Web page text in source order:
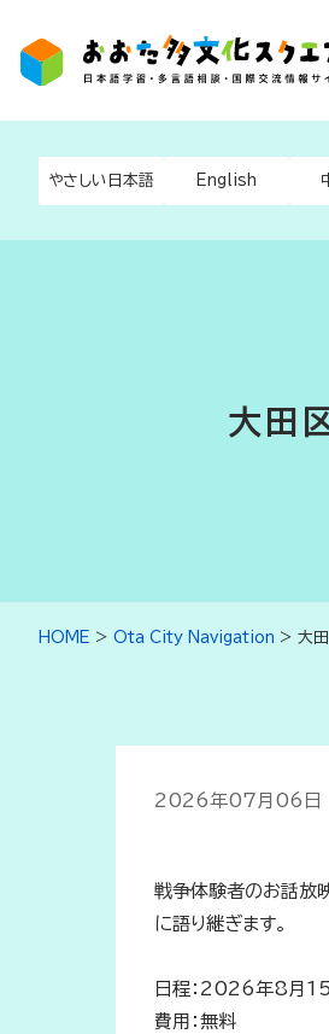
やさしい日本語 English
大田
HOME > Ota City Navigation > 大
2026年07月06日
戦争体験者のお話放
に語り継ぎます。
日程：2026年8月15
費用：無料